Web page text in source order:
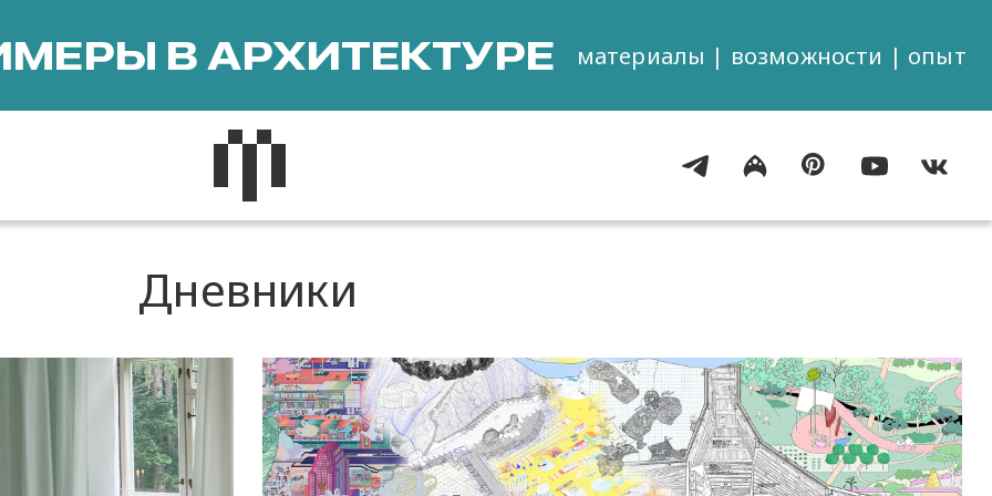
В АРХИТЕКТУРЕ материалы | возможности | опыт
Дневники